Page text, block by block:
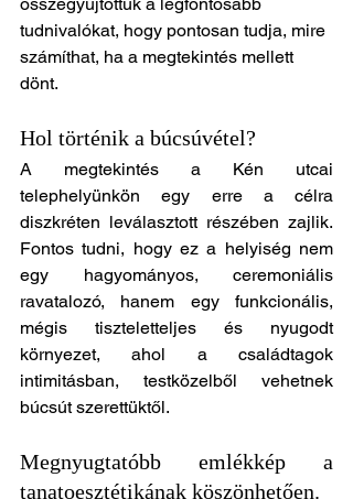
összegyűjtöttük a legfontosabb
tudnivalókat, hogy pontosan tudja, mire
számíthat, ha a megtekintés mellett
dönt.
Hol történik a búcsúvétel?
A megtekintés a Kén utcai
telephelyünkön egy erre a célra
diszkréten leválasztott részében zajlik.
Fontos tudni, hogy ez a helyiség nem
egy hagyományos, ceremoniális
ravatalozó, hanem egy funkcionális,
mégis tiszteletteljes és nyugodt
környezet, ahol a családtagok
intimitásban, testközelből vehetnek
búcsút szerettüktől.
Megnyugtatóbb emlékkép a
tanatoesztétikának köszönhetően.